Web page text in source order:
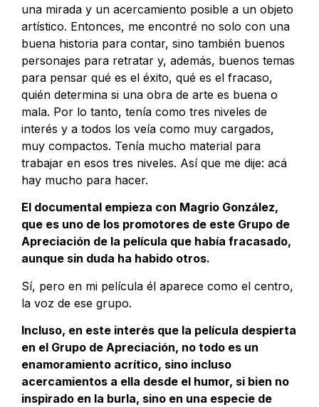
una mirada y un acercamiento posible a un objeto
artístico. Entonces, me encontré no solo con una
buena historia para contar, sino también buenos
personajes para retratar y, además, buenos temas
para pensar qué es el éxito, qué es el fracaso,
quién determina si una obra de arte es buena o
mala. Por lo tanto, tenía como tres niveles de
interés y a todos los veía como muy cargados,
muy compactos. Tenía mucho material para
trabajar en esos tres niveles. Así que me dije: acá
hay mucho para hacer.
El documental empieza con Magrio González,
que es uno de los promotores de este Grupo de
Apreciación de la película que había fracasado,
aunque sin duda ha habido otros.
Sí, pero en mi película él aparece como el centro,
la voz de ese grupo.
Incluso, en este interés que la película despierta
en el Grupo de Apreciación, no todo es un
enamoramiento acrítico, sino incluso
acercamientos a ella desde el humor, si bien no
inspirado en la burla, sino en una especie de